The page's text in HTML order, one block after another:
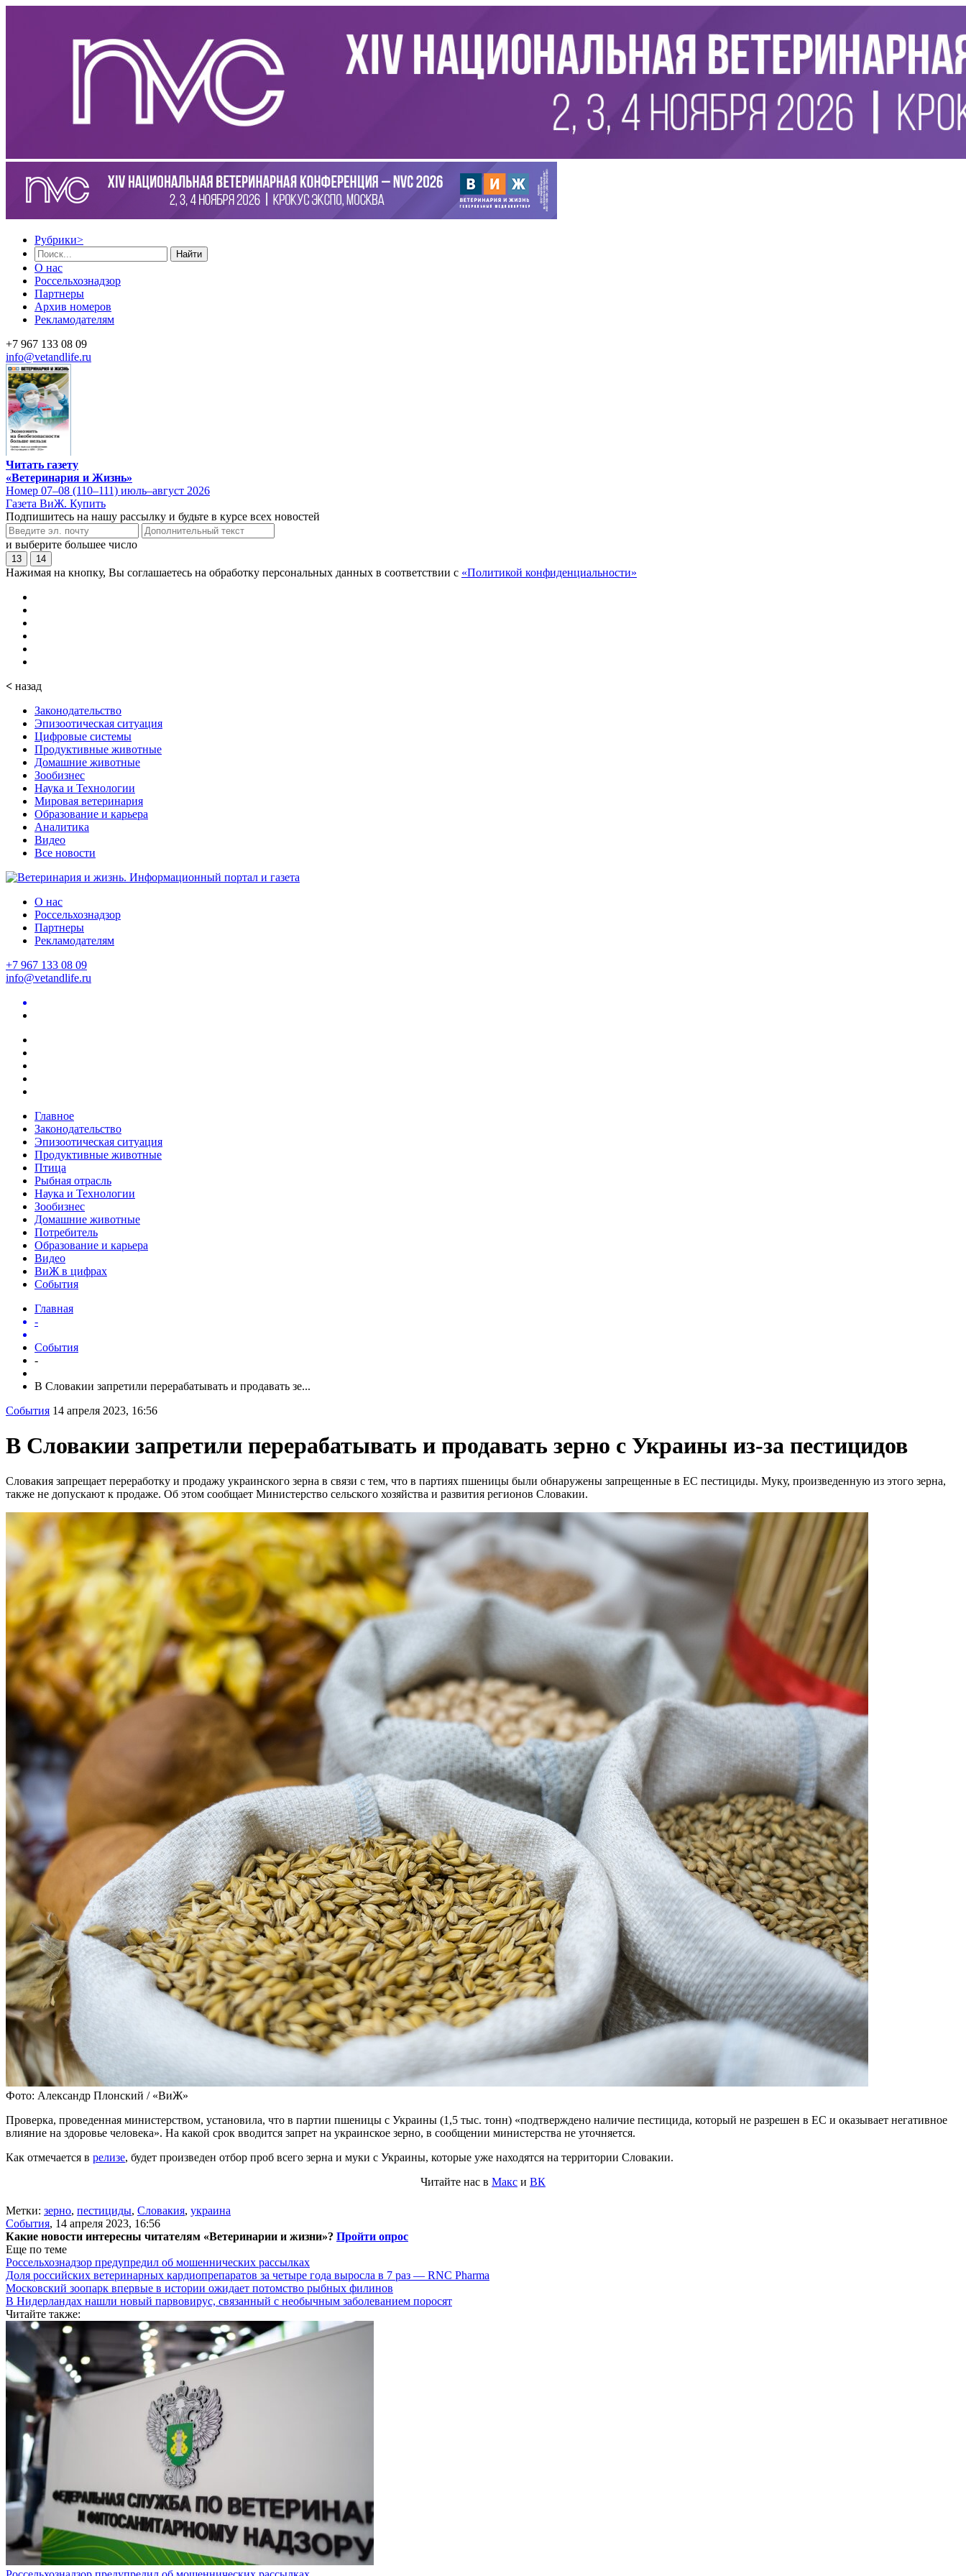
Рубрики>
Найти
О нас
Россельхознадзор
Партнеры
Архив номеров
Рекламодателям
+7 967 133 08 09
info@vetandlife.ru
Читать газету
«Ветеринария и Жизнь»
Номер 07–08 (110–111) июль–август 2026
Газета ВиЖ. Купить
Подпишитесь на нашу рассылку и будьте в курсе всех новостей
и выберите большее число
13 14
Нажимая на кнопку, Вы соглашаетесь на обработку персональных данных в соответствии с «Политикой конфиденциальности»
< назад
Законодательство
Эпизоотическая ситуация
Цифровые системы
Продуктивные животные
Домашние животные
Зообизнес
Наука и Технологии
Мировая ветеринария
Образование и карьера
Аналитика
Видео
Все новости
О нас
Россельхознадзор
Партнеры
Рекламодателям
+7 967 133 08 09
info@vetandlife.ru
Главное
Законодательство
Эпизоотическая ситуация
Продуктивные животные
Птица
Рыбная отрасль
Наука и Технологии
Зообизнес
Домашние животные
Потребитель
Образование и карьера
Видео
ВиЖ в цифрах
События
Главная
-
События
-
В Словакии запретили перерабатывать и продавать зе...
События 14 апреля 2023, 16:56
В Словакии запретили перерабатывать и продавать зерно с Украины из-за пестицидов
Словакия запрещает переработку и продажу украинского зерна в связи с тем, что в партиях пшеницы были обнаружены запрещенные в ЕС пестициды. Муку, произведенную из этого зерна,
также не допускают к продаже. Об этом сообщает Министерство сельского хозяйства и развития регионов Словакии.
Фото: Александр Плонский / «ВиЖ»
Проверка, проведенная министерством, установила, что в партии пшеницы с Украины (1,5 тыс. тонн) «подтверждено наличие пестицида, который не разрешен в ЕС и оказывает негативное
влияние на здоровье человека». На какой срок вводится запрет на украинское зерно, в сообщении министерства не уточняется.
Как отмечается в релизе, будет произведен отбор проб всего зерна и муки с Украины, которые уже находятся на территории Словакии.
Читайте нас в Макс и ВК
Метки: зерно, пестициды, Словакия, украина
События, 14 апреля 2023, 16:56
Какие новости интересны читателям «Ветеринарии и жизни»? Пройти опрос
Еще по теме
Россельхознадзор предупредил об мошеннических рассылках
Доля российских ветеринарных кардиопрепаратов за четыре года выросла в 7 раз — RNC Pharma
Московский зоопарк впервые в истории ожидает потомство рыбных филинов
В Нидерландах нашли новый парвовирус, связанный с необычным заболеванием поросят
Читайте также: